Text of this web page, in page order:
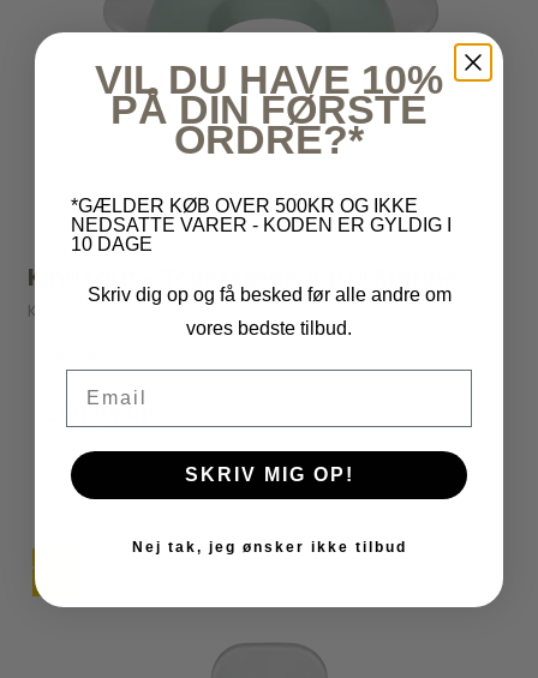
Kindsgut - Toiletsæde Aqua Marine
Kindsgut
269,95 kr
VIS PRODUKT
TILBUD
VIL DU HAVE 10%
PÅ DIN FØRSTE
ORDRE?*
*GÆLDER KØB OVER 500KR OG IKKE
NEDSATTE VARER - KODEN ER GYLDIG I
10 DAGE
Skriv dig op og få besked før alle andre om
vores bedste tilbud.
SKRIV MIG OP!
Nej tak, jeg ønsker ikke tilbud